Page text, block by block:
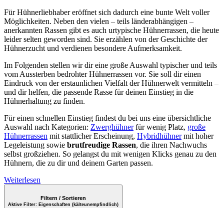
Für Hühnerliebhaber eröffnet sich dadurch eine bunte Welt voller
Möglichkeiten. Neben den vielen – teils länderabhängigen –
anerkannten Rassen gibt es auch urtypische Hühnerrassen, die heute
leider selten geworden sind. Sie erzählen von der Geschichte der
Hühnerzucht und verdienen besondere Aufmerksamkeit.
Im Folgenden stellen wir dir eine große Auswahl typischer und teils
vom Aussterben bedrohter Hühnerrassen vor. Sie soll dir einen
Eindruck von der erstaunlichen Vielfalt der Hühnerwelt vermitteln –
und dir helfen, die passende Rasse für deinen Einstieg in die
Hühnerhaltung zu finden.
Für einen schnellen Einstieg findest du bei uns eine übersichtliche
Auswahl nach Kategorien: Zwerghühnerfür wenig Platz, große
Hühnerrassen mit stattlicher Erscheinung, Hybridhühnermit hoher
Legeleistung sowie brutfreudige Rassen, die ihren Nachwuchs
selbst großziehen. So gelangst du mit wenigen Klicks genau zu den
Hühnern, die zu dir und deinem Garten passen.
Weiterlesen
Filtern / Sortieren
Aktive Filter: Eigenschaften (kälteunempfindlich)